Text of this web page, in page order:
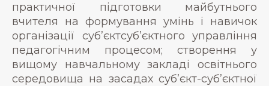
практичної підготовки майбутнього
вчителя на формування умінь і навичок
організації суб’єктсуб’єктного управління
педагогічним процесом; створення у
вищому навчальному закладі освітнього
середовища на засадах суб’єкт-суб’єктної